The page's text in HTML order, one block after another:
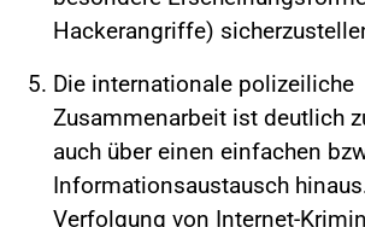
Hackerangriffe)
Die internationale polizeiliche
Zusammenarbeit ist deutlich
auch über einen einfachen
Informationsaustausch
Verfolgung von Internet-